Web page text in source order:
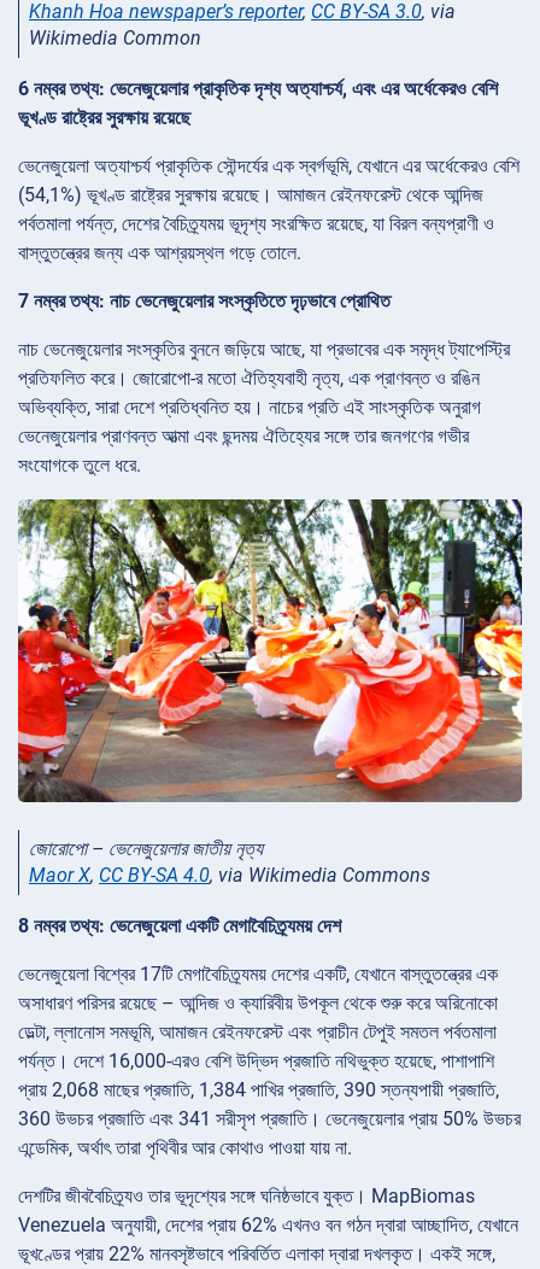
Khanh Hoa newspaper’s reporter, CC BY-SA 3.0, via
Wikimedia Common
6 নম্বর তথ্য: ভেনেজুয়েলার প্রাকৃতিক দৃশ্য অত্যাশ্চর্য, এবং এর অর্ধেকেরও বেশি
ভূখণ্ড রাষ্ট্রের সুরক্ষায় রয়েছে
ভেনেজুয়েলা অত্যাশ্চর্য প্রাকৃতিক সৌন্দর্যের এক স্বর্গভূমি, যেখানে এর অর্ধেকেরও বেশি
(54,1%) ভূখণ্ড রাষ্ট্রের সুরক্ষায় রয়েছে। আমাজন রেইনফরেস্ট থেকে আন্দিজ
পর্বতমালা পর্যন্ত, দেশের বৈচিত্র্যময় ভূদৃশ্য সংরক্ষিত রয়েছে, যা বিরল বন্যপ্রাণী ও
বাস্তুতন্ত্রের জন্য এক আশ্রয়স্থল গড়ে তোলে.
7 নম্বর তথ্য: নাচ ভেনেজুয়েলার সংস্কৃতিতে দৃঢ়ভাবে প্রোথিত
নাচ ভেনেজুয়েলার সংস্কৃতির বুননে জড়িয়ে আছে, যা প্রভাবের এক সমৃদ্ধ ট্যাপেস্ট্রি
প্রতিফলিত করে। জোরোপো-র মতো ঐতিহ্যবাহী নৃত্য, এক প্রাণবন্ত ও রঙিন
অভিব্যক্তি, সারা দেশে প্রতিধ্বনিত হয়। নাচের প্রতি এই সাংস্কৃতিক অনুরাগ
ভেনেজুয়েলার প্রাণবন্ত আত্মা এবং ছন্দময় ঐতিহ্যের সঙ্গে তার জনগণের গভীর
সংযোগকে তুলে ধরে.
জোরোপো – ভেনেজুয়েলার জাতীয় নৃত্য
Maor X, CC BY-SA 4.0, via Wikimedia Commons
8 নম্বর তথ্য: ভেনেজুয়েলা একটি মেগাবৈচিত্র্যময় দেশ
ভেনেজুয়েলা বিশ্বের 17টি মেগাবৈচিত্র্যময় দেশের একটি, যেখানে বাস্তুতন্ত্রের এক
অসাধারণ পরিসর রয়েছে – আন্দিজ ও ক্যারিবীয় উপকূল থেকে শুরু করে অরিনোকো
ডেল্টা, ল্লানোস সমভূমি, আমাজন রেইনফরেস্ট এবং প্রাচীন টেপুই সমতল পর্বতমালা
পর্যন্ত। দেশে 16,000-এরও বেশি উদ্ভিদ প্রজাতি নথিভুক্ত হয়েছে, পাশাপাশি
প্রায় 2,068 মাছের প্রজাতি, 1,384 পাখির প্রজাতি, 390 স্তন্যপায়ী প্রজাতি,
360 উভচর প্রজাতি এবং 341 সরীসৃপ প্রজাতি। ভেনেজুয়েলার প্রায় 50% উভচর
এন্ডেমিক, অর্থাৎ তারা পৃথিবীর আর কোথাও পাওয়া যায় না.
দেশটির জীববৈচিত্র্যও তার ভূদৃশ্যের সঙ্গে ঘনিষ্ঠভাবে যুক্ত। MapBiomas
Venezuela অনুযায়ী, দেশের প্রায় 62% এখনও বন গঠন দ্বারা আচ্ছাদিত, যেখানে
ভূখণ্ডের প্রায় 22% মানবসৃষ্টভাবে পরিবর্তিত এলাকা দ্বারা দখলকৃত। একই সঙ্গে,